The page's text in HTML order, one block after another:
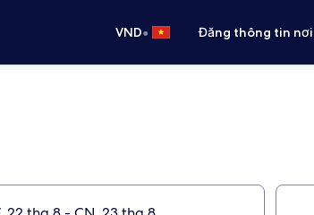
VND• Đăng thông tin